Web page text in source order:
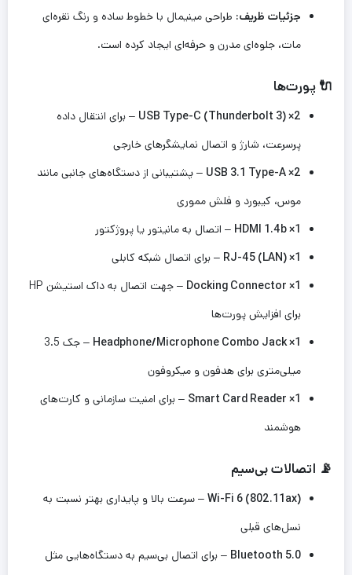
جزئیات ظریف: طراحی مینیمال با خطوط ساده و رنگ نقره‌ای
مات، جلوه‌ای مدرن و حرفه‌ای ایجاد کرده است.
🔌 پورت‌ها
2× USB Type-C (Thunderbolt 3)
– برای انتقال داده
پرسرعت، شارژ و اتصال نمایشگرهای خارجی
2× USB 3.1 Type-A
– پشتیبانی از دستگاه‌های جانبی مانند
موس، کیبورد و فلش مموری
1× HDMI 1.4b
– اتصال به مانیتور یا پروژکتور
1× RJ-45 (LAN)
– برای اتصال شبکه کابلی
1× Docking Connector
– جهت اتصال به داک استیشن HP
برای افزایش پورت‌ها
1× Headphone/Microphone Combo Jack
– جک 3.5
میلی‌متری برای هدفون و میکروفون
1× Smart Card Reader
– برای امنیت سازمانی و کارت‌های
هوشمند
📡 اتصالات بی‌سیم
Wi-Fi 6 (802.11ax) – سرعت بالا و پایداری بهتر نسبت به
نسل‌های قبلی
Bluetooth 5.0 – برای اتصال بی‌سیم به دستگاه‌هایی مثل